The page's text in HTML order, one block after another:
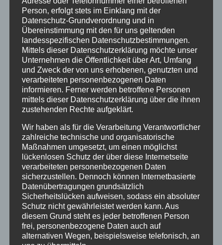
DEINE TANZREISE BEGINNT HIER!
Ganz gleich, ob du als Paar oder als Solotänzer
starten möchtest, ob du schon erfahrener
Tänzer bist oder gerade erst deine ersten
Schritte machst – die Tanzsaison 2025 hat für
dich das perfekte Angebot. Ab Januar geht’s los,
also schnapp dir deinen Platz und sei dabei,
wenn es wieder heißt:Tanzen, Lachen,
Genießen!
Die Anmeldung ist schon geöffnet, also nichts
wie los! Wir freuen uns darauf, gemeinsam mit
dir eine unvergessliche Tanzsaison zu erleben.
KOMMENTAR ABSENDEN
Deine E-Mail-Adresse wird nicht veröffentlicht.
Person, erfolgt stets im Einklang mit der
Datenschutz-Grundverordnung und in
Übereinstimmung mit den für uns geltenden
landesspezifischen Datenschutzbestimmungen.
Mittels dieser Datenschutzerklärung möchte unser
Unternehmen die Öffentlichkeit über Art, Umfang
und Zweck der von uns erhobenen, genutzten und
verarbeiteten personenbezogenen Daten
informieren. Ferner werden betroffene Personen
mittels dieser Datenschutzerklärung über die ihnen
zustehenden Rechte aufgeklärt.
Wir haben als für die Verarbeitung Verantwortlicher
zahlreiche technische und organisatorische
Maßnahmen umgesetzt, um einen möglichst
lückenlosen Schutz der über diese Internetseite
verarbeiteten personenbezogenen Daten
sicherzustellen. Dennoch können Internetbasierte
Datenübertragungen grundsätzlich
Sicherheitslücken aufweisen, sodass ein absoluter
Schutz nicht gewährleistet werden kann. Aus
diesem Grund steht es jeder betroffenen Person
frei, personenbezogene Daten auch auf
alternativen Wegen, beispielsweise telefonisch, an